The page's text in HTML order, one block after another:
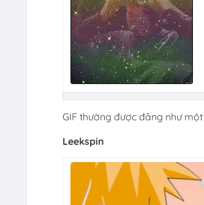
GIF thường được đăng như
Leekspin